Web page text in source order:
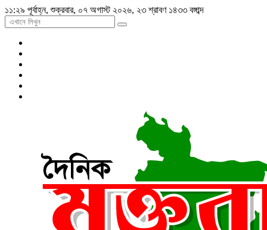
১১:২৯ পূর্বাহ্ন, শুক্রবার, ০৭ অগাস্ট ২০২৬, ২৩ শ্রাবণ ১৪৩৩ বঙ্গাব্দ